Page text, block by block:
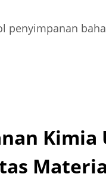
penyimpanan
Kimia